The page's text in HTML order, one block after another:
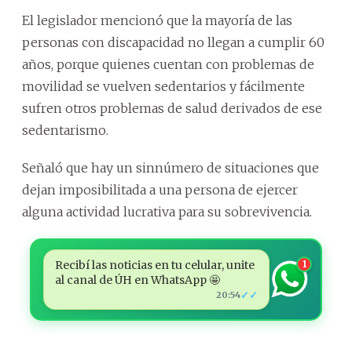
El legislador mencionó que la mayoría de las
personas con discapacidad no llegan a cumplir 60
años, porque quienes cuentan con problemas de
movilidad se vuelven sedentarios y fácilmente
sufren otros problemas de salud derivados de ese
sedentarismo.
Señaló que hay un sinnúmero de situaciones que
dejan imposibilitada a una persona de ejercer
alguna actividad lucrativa para su sobrevivencia.
Recibí las noticias en tu celular, unite
al canal de ÚH en WhatsApp 🤩
20:54✓✓
1